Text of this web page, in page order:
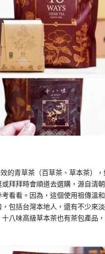
的青草茶（百草茶、草本茶）
拜拜時會順道去選購，源自清
看看。因為，這個使用祖傳溫
包括台灣本地人，還有不少來
八味高級草本茶也有茶包產品